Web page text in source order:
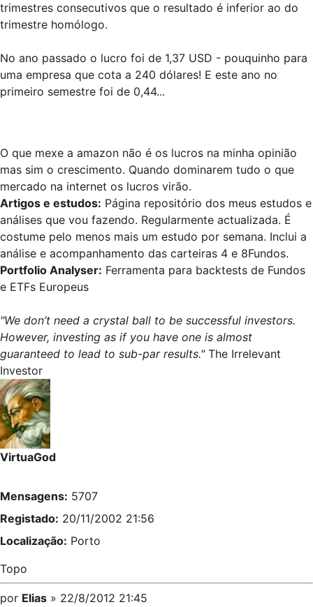
trimestres consecutivos que o resultado é inferior ao do
trimestre homólogo.
No ano passado o lucro foi de 1,37 USD - pouquinho para
uma empresa que cota a 240 dólares! E este ano no
primeiro semestre foi de 0,44...
O que mexe a amazon não é os lucros na minha opinião
mas sim o crescimento. Quando dominarem tudo o que
mercado na internet os lucros virão.
Artigos e estudos: Página repositório dos meus estudos e
análises que vou fazendo. Regularmente actualizada. É
costume pelo menos mais um estudo por semana. Inclui a
análise e acompanhamento das carteiras 4 e 8Fundos.
Portfolio Analyser: Ferramenta para backtests de Fundos
e ETFs Europeus
"We don’t need a crystal ball to be successful investors.
However, investing as if you have one is almost
guaranteed to lead to sub-par results."The Irrelevant
Investor
VirtuaGod
Mensagens: 5707
Registado: 20/11/2002 21:56
Localização: Porto
Topo
por Elias » 22/8/2012 21:45